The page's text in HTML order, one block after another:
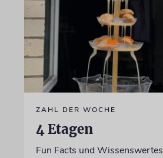
ZAHL DER WOCHE
4 Etagen
Fun Facts und Wissenswertes